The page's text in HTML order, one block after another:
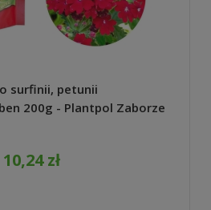
surfinii, petunii
200g - Plantpol Zaborze
10,24 zł